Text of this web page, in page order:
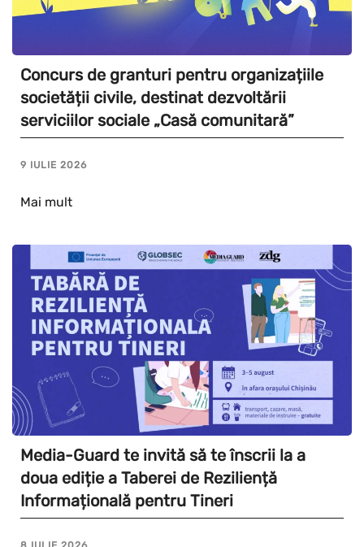
Concurs de granturi pentru organizațiile
societății civile, destinat dezvoltării
serviciilor sociale „Casă comunitară”
9 IULIE 2026
Mai mult
Media-Guard te invită să te înscrii la a
doua ediție a Taberei de Reziliență
Informațională pentru Tineri